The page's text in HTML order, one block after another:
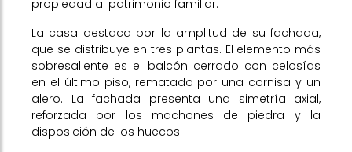
propiedad al patrimonio familiar.
La casa destaca por la amplitud de su fachada,
que se distribuye en tres plantas. El elemento más
sobresaliente es el balcón cerrado con celosías
en el último piso, rematado por una cornisa y un
alero. La fachada presenta una simetría axial,
reforzada por los machones de piedra y la
disposición de los huecos.